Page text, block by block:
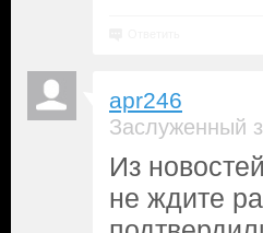
apr246
Заслуженный
Из
не ждите